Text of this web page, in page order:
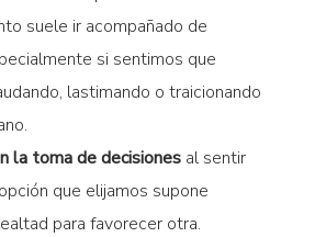
suele ir acompañado de
si sentimos que
lastimando o traicionando
la toma de decisiones al sentir
que elijamos supone
para favorecer otra.